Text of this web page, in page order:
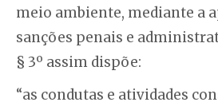
meio ambiente, mediante a
sanções penais e
§ 3º assim dispõe:
“as condutas e atividades